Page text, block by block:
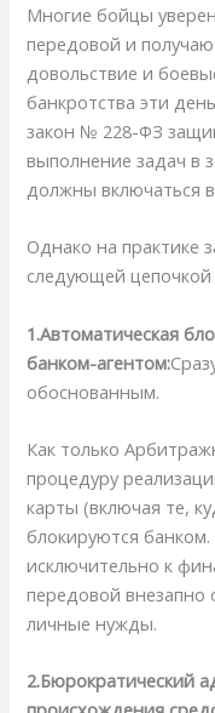
Многие бойцы
передовой и
довольствие и
банкротства эти
закон № 228-ФЗ
выполнение задач в
должны включаться
Однако на практике
следующей цепочкой
1.Автоматическая
банком-агентом:
обоснованным.
Как только
процедуру
карты (включая те,
блокируются
исключительно к
передовой внезапно
личные нужды.
2.Бюрократический